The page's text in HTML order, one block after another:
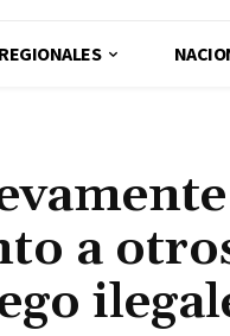
REGIONALES
a